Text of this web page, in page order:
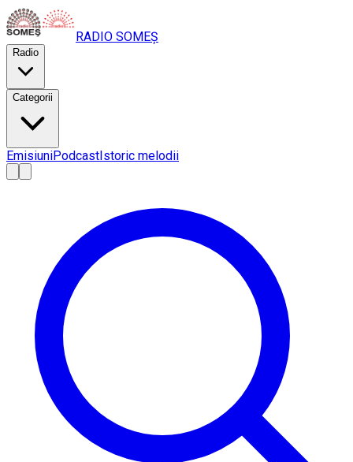
RADIO SOMEȘ
Radio
Categorii
EmisiuniPodcastIstoric melodii
AA